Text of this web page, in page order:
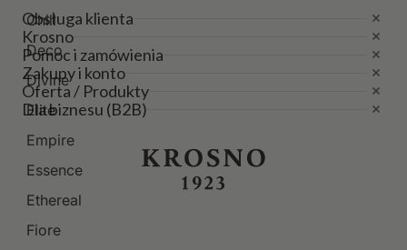
Chill
Deco
Divine
Elite
Empire
Essence
Ethereal
Fiore
Obsługa klienta
Krosno
Pomoc i zamówienia
Zakupy i konto
Oferta / Produkty
Dla biznesu (B2B)